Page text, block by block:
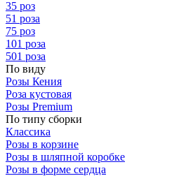
35 роз
51 роза
75 роз
101 роза
501 роза
По виду
Розы Кения
Роза кустовая
Розы Premium
По типу сборки
Классика
Розы в корзине
Розы в шляпной коробке
Розы в форме сердца